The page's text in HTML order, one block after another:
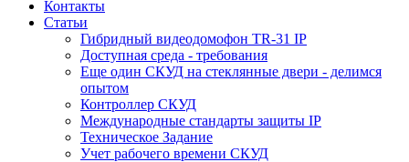
Контакты
Статьи
Гибридный видеодомофон TR-31 IP
Доступная среда - требования
Еще один СКУД на стеклянные двери - делимся
опытом
Контроллер СКУД
Международные стандарты защиты IP
Техническое Задание
Учет рабочего времени СКУД